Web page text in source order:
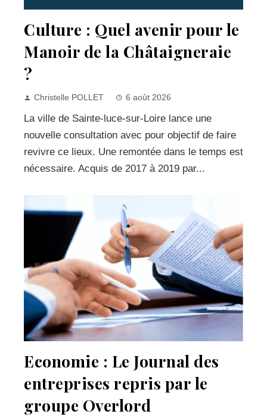
Culture : Quel avenir pour le
Manoir de la Châtaigneraie
?
Christelle POLLET 6 août 2026
La ville de Sainte-luce-sur-Loire lance une
nouvelle consultation avec pour objectif de faire
revivre ce lieux. Une remontée dans le temps est
nécessaire. Acquis de 2017 à 2019 par...
Economie : Le Journal des
entreprises repris par le
groupe Overlord